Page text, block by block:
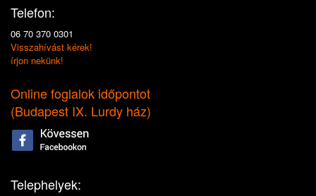
Telefon:
06 70 370 0301
Visszahívást kérek!
írjon nekünk!
Online foglalok időpontot
(Budapest IX. Lurdy ház)
Telephelyek: